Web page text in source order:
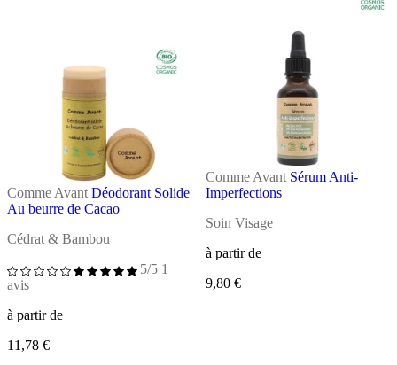
Comme Avant Déodorant Solide
Au beurre de Cacao
Cédrat & Bambou
5/5 1
avis
à partir de
11,78 €
Comme Avant Sérum Anti-
Imperfections
Soin Visage
à partir de
9,80 €